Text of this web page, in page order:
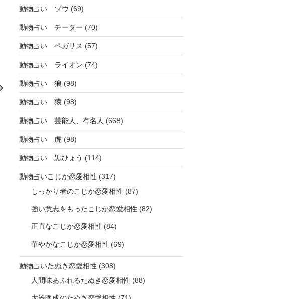
動物占い ゾウ (69)
動物占い チーター (70)
動物占い ペガサス (57)
動物占い ライオン (74)
動物占い 狼 (98)
動物占い 猿 (98)
動物占い 芸能人、有名人 (668)
動物占い 虎(98)
動物占い 黒ひょう (114)
動物占いこじか恋愛相性 (317)
しっかり者のこじか恋愛相性 (87)
強い意志をもったこじか恋愛相性 (82)
正直なこじか恋愛相性 (84)
華やかなこじか恋愛相性 (69)
動物占いたぬき恋愛相性 (308)
人間味あふれるたぬき恋愛相性 (88)